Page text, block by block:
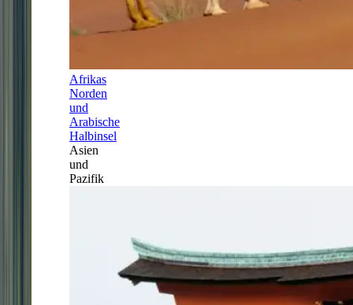
Afrikas
Norden
und
Arabische
Halbinsel
Asien
und
Pazifik